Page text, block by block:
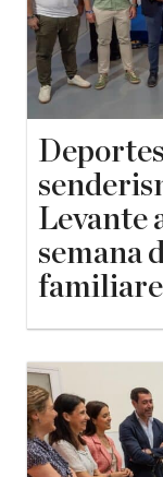
Levante
semana